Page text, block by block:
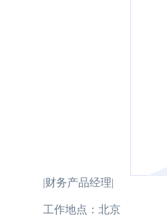
|财务产品经理|
工作地点：北京